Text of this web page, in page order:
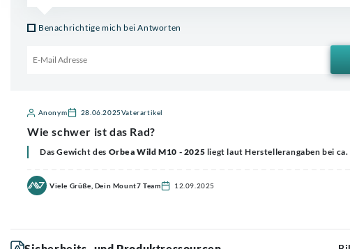
Benachrichtige mich bei Antworten
Anonym 28.06.2025Vaterartikel
Wie schwer ist das Rad?
Das Gewicht des Orbea Wild M10 - 2025 liegt laut Herstellerangaben bei ca.
Viele Grüße, Dein Mount7 Team 12.09.2025